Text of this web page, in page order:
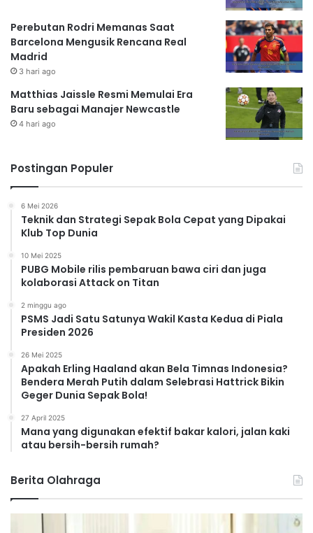
Perebutan Rodri Memanas Saat
Barcelona Mengusik Rencana Real
Madrid
3 hari ago
Matthias Jaissle Resmi Memulai Era
Baru sebagai Manajer Newcastle
4 hari ago
Postingan Populer
6 Mei 2026
Teknik dan Strategi Sepak Bola Cepat yang Dipakai
Klub Top Dunia
10 Mei 2025
PUBG Mobile rilis pembaruan bawa ciri dan juga
kolaborasi Attack on Titan
2 minggu ago
PSMS Jadi Satu Satunya Wakil Kasta Kedua di Piala
Presiden 2026
26 Mei 2025
Apakah Erling Haaland akan Bela Timnas Indonesia?
Bendera Merah Putih dalam Selebrasi Hattrick Bikin
Geger Dunia Sepak Bola!
27 April 2025
Mana yang digunakan efektif bakar kalori, jalan kaki
atau bersih-bersih rumah?
Berita Olahraga